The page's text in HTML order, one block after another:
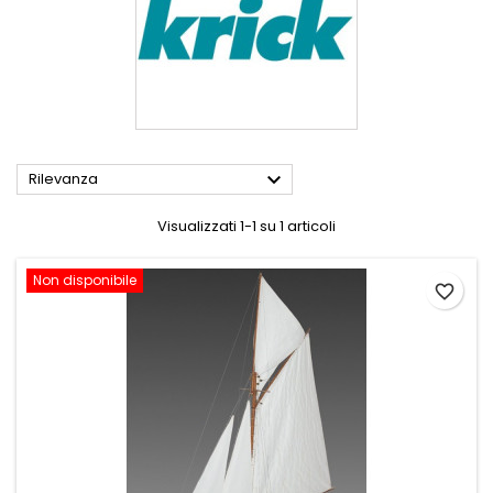
Rilevanza 
Visualizzati 1-1 su 1 articoli
Non disponibile
favorite_border